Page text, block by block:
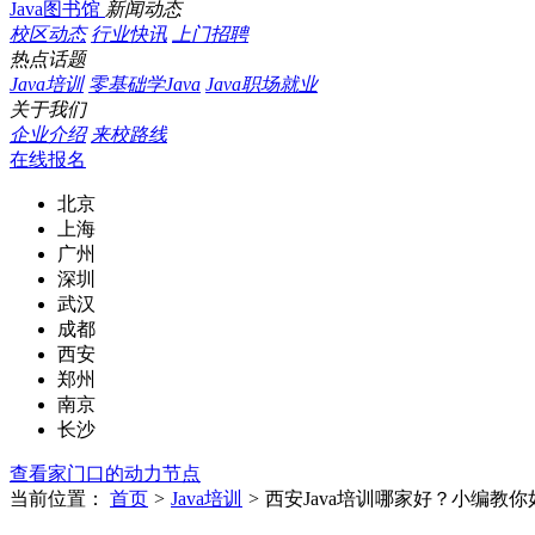
Java图书馆 新闻动态
校区动态 行业快讯
上门招聘
热点话题
Java培训 零基础学Java Java职场就业
关于我们
企业介绍 来校路线
在线报名
北京
上海
广州
深圳
武汉
成都
西安
郑州
南京
长沙
查看家门口的动力节点
当前位置：
首页 > Java培训 > 西安Java培训哪家好？小编教你